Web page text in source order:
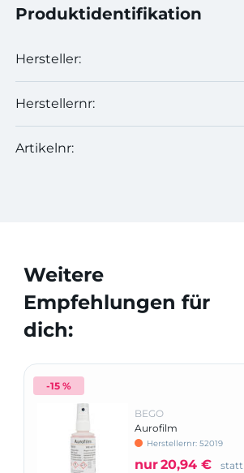
Produktidentifikation
Hersteller:
Herstellernr:
Artikelnr:
Weitere
Empfehlungen für
dich:
-15 %
BEGO
Aurofilm
Herstellernr: 52019
nur20,94 € statt